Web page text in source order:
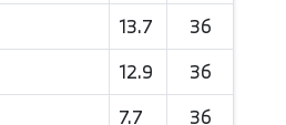
13.7 36
12.9
36
7.7 36